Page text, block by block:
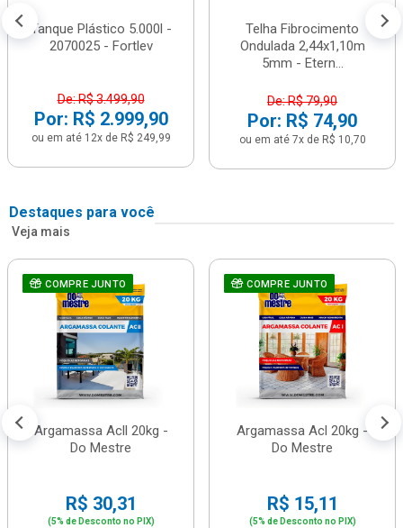
Tanque Plástico 5.000l -
2070025 - Fortlev
De: R$ 3.499,90
Por: R$ 2.999,90
ou em até 12x de R$ 249,99
Telha Fibrocimento
Ondulada 2,44x1,10m
5mm - Etern...
De: R$ 79,90
Por: R$ 74,90
ou em até 7x de R$ 10,70
Destaques para você
Veja mais
COMPRE JUNTO
Argamassa Acll 20kg -
Do Mestre
R$ 30,31
(5% de Desconto no PIX)
COMPRE JUNTO
Argamassa Acl 20kg -
Do Mestre
R$ 15,11
(5% de Desconto no PIX)